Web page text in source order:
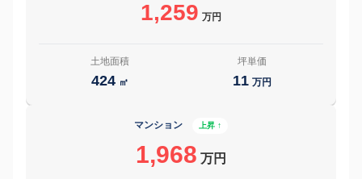
1,259 万円
土地面積
424 ㎡
坪単価
11 万円
マンション 上昇 ↑
1,968 万円